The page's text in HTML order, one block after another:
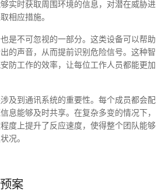
实时获取周围环境的信息，对潜在威胁进
相应措施。
是不可忽视的一部分。这类设备可以帮助
的声音，从而提前识别危险信号。这种智
防工作的效率，让每位工作人员都能更加
及到通讯系统的重要性。每个成员都会配
息能够及时共享。在复杂多变的情况下，
度上提升了反应速度，使得整个团队能够
况。
案